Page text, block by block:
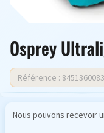
Osprey
Référence :
Nous pouvons recevoir